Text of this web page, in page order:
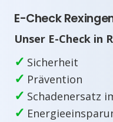
E-Check
Unser E-Check in
✓ Sicherheit
✓ Prävention
✓ Schadenersatz
✓